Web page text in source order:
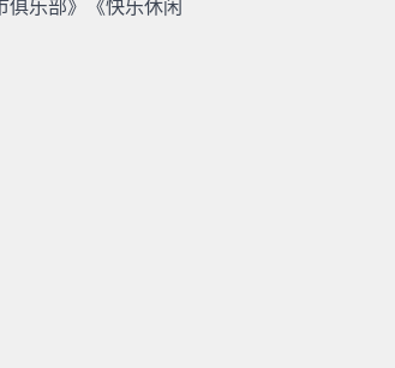
俱乐部》《快乐休闲